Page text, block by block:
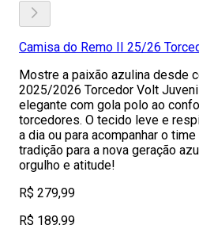
Camisa do Remo II 25/26
Mostre a paixão azulina desde
2025/2026 Torcedor Volt
elegante com gola polo ao
torcedores. O tecido leve e
a dia ou para acompanhar o
tradição para a nova geração
orgulho e atitude!
R$ 279,99
R$ 189,99